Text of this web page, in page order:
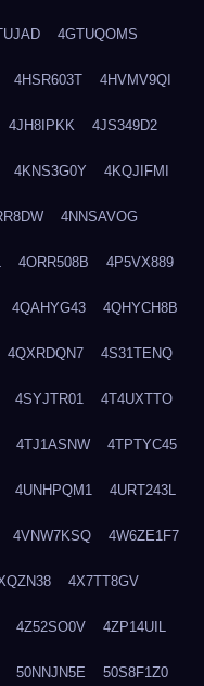
4GTUQOMS
4HSR603T 4HVMV9QI
4JH8IPKK 4JS349D2
4KNS3G0Y 4KQJIFMI
4NNSAVOG
4ORR508B 4P5VX889
4QAHYG43 4QHYCH8B
4QXRDQN7 4S31TENQ
4SYJTR01 4T4UXTTO
4TJ1ASNW 4TPTYC45
4UNHPQM1 4URT243L
4VNW7KSQ 4W6ZE1F7
4X7TT8GV
4Z52SO0V 4ZP14UIL
50NNJN5E 50S8F1Z0